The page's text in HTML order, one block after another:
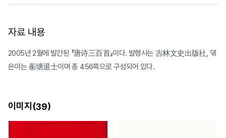
자료 내용
2005년 2월에 발간된 『唐诗三百首』이다. 발행사는 吉林文史出版社, 엮
은이는 蘅塘退士이며 총 456쪽으로 구성되어 있다.
이미지(39)